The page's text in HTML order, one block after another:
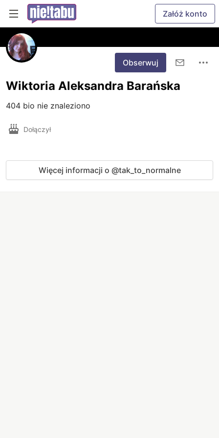
Załóż konto
Obserwuj
Wiktoria Aleksandra Barańska
404 bio nie znaleziono
Dołączył
Więcej informacji o @tak_to_normalne